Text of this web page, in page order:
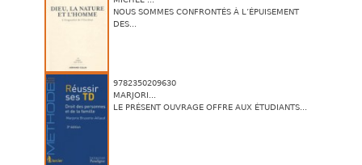
NOUS SOMMES CONFRONTÉS À L’ÉPUISEMENT
DES...
9782350209630
MARJORI...
LE PRÉSENT OUVRAGE OFFRE AUX ÉTUDIANTS...